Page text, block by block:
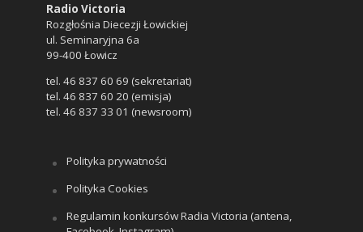
Radio Victoria
Rozgłośnia Diecezji Łowickiej
ul. Seminaryjna 6a
99-400 Łowicz
tel. 46 837 60 69 (sekretariat)
tel. 46 837 60 20 (emisja)
tel. 46 837 33 01 (newsroom)
Polityka prywatności
Polityka Cookies
Regulamin konkursów Radia Victoria (antena,